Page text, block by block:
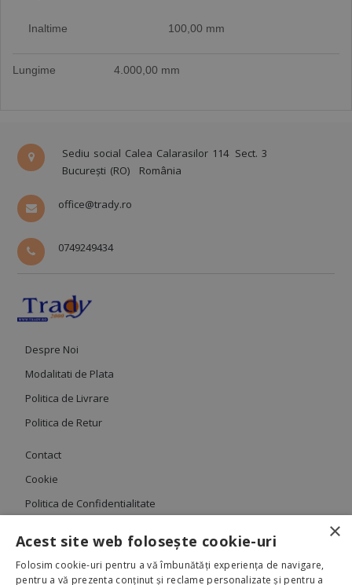
Inaltime 100,00 mm
Lungime 4.000,00 mm
Sediu social Calea Calarasilor 114 Sect. 3
București (RO)
România
office@trady.ro
0749249434
Despre Noi
Modalitati de Plata
Politica de Livrare
Politica de Retur
Contact
Cookie
Politica de Confidentialitate
×
Acest site web folosește cookie-uri
Folosim cookie-uri pentru a vă îmbunătăți experiența de navigare,
pentru a vă prezenta conținut și reclame personalizate și pentru a